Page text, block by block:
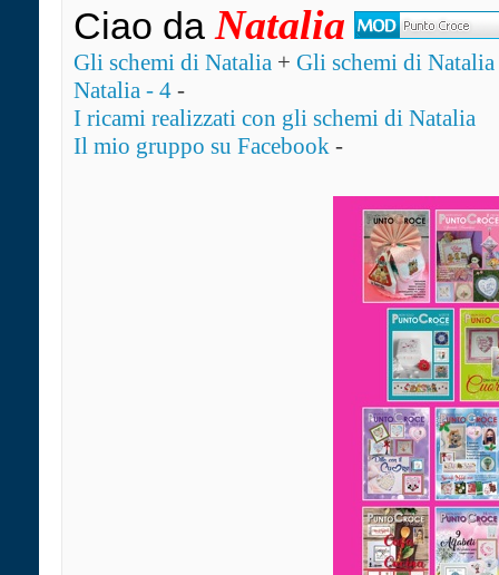
Ciao da Natalia
Gli schemi di Natalia + Gli schemi di
Natalia - 4 -
I ricami realizzati con gli schemi di Natalia
Il mio gruppo su Facebook -